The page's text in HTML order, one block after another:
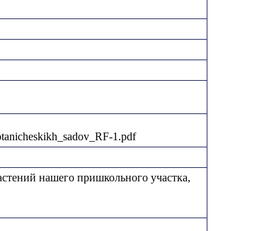
1.pdf
нашего пришкольного участка,